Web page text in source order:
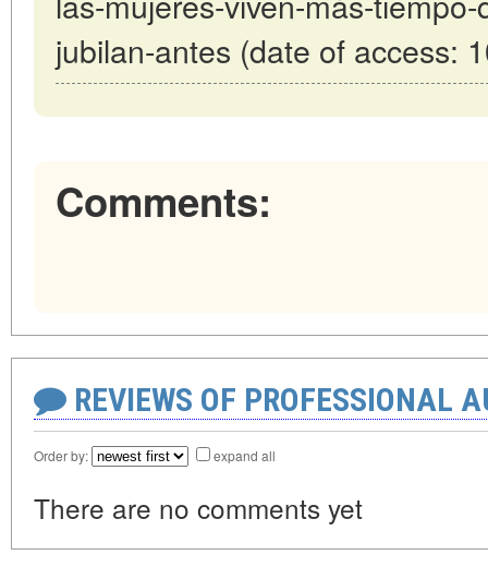
jubilan-antes (date of access:
Comments:
REVIEWS OF PROFESSIONAL
Order by: expand all
There are no comments yet